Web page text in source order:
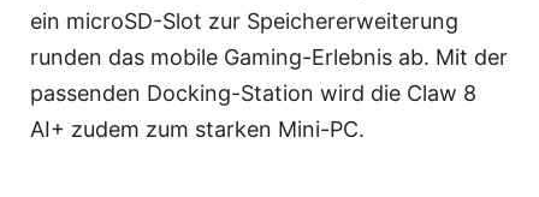
ein microSD-Slot zur Speichererweiterung
runden das mobile Gaming-Erlebnis ab. Mit der
passenden Docking-Station wird die Claw 8
AI+ zudem zum starken Mini-PC.